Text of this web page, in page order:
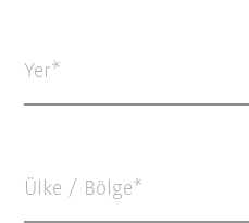
Yer
Ülke / Bölge*